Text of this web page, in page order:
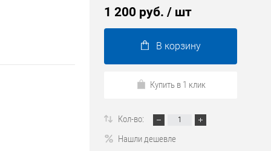
1 200 руб. / шт
В корзину
Купить в 1 клик
Кол-во:
Нашли дешевле